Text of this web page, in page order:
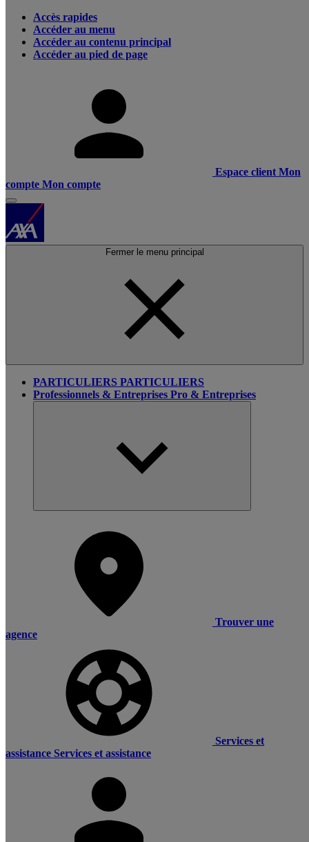
Accès rapides
Accéder au menu
Accéder au contenu principal
Accéder au pied de page
Espace client Mon
compte Mon compte
Fermer le menu principal
PARTICULIERS PARTICULIERS
Professionnels & Entreprises Pro & Entreprises
Trouver une
agence
Services et
assistance Services et assistance